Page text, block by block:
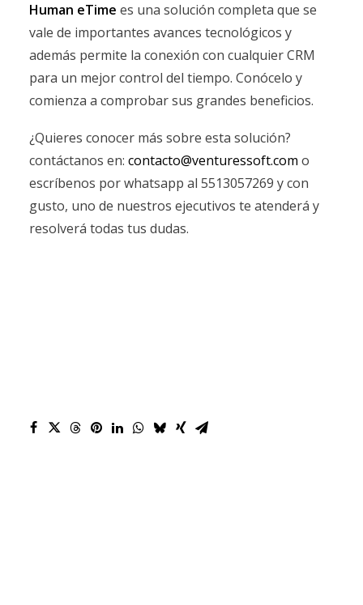
Human eTime es una solución completa que se
vale de importantes avances tecnológicos y
además permite la conexión con cualquier CRM
para un mejor control del tiempo. Conócelo y
comienza a comprobar sus grandes beneficios.
¿Quieres conocer más sobre esta solución?
contáctanos en: contacto@venturessoft.com o
escríbenos por whatsapp al 5513057269 y con
gusto, uno de nuestros ejecutivos te atenderá y
resolverá todas tus dudas.